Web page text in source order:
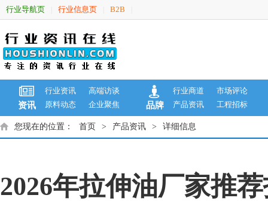
行业导航页 行业信息页 B2B
资讯
行业资讯
高端访谈
原料动态
企业聚焦 品牌
行业商道
市场评论
产品资讯
工程招标
您现在的位置： 首页 > 产品资讯 > 详细信息
2026年拉伸油厂家推